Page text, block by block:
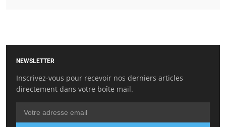
NEWSLETTER
Inscrivez-vous pour recevoir nos derniers articles
directement dans votre boîte mail.